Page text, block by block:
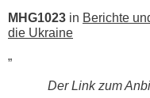
MHG1023 in Berichte
die Ukraine
„
Der Link zum